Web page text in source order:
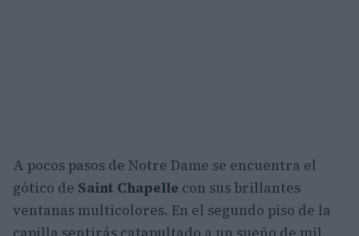
A pocos pasos de Notre Dame se encuentra el
gótico de Saint Chapelle con sus brillantes
ventanas multicolores. En el segundo piso de la